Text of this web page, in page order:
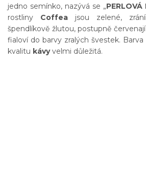
jedno semínko, nazývá se „PERLOVÁ
rostliny Coffea jsou zelené,
špendlíkově žlutou, postupně
fialoví do barvy zralých švestek.
kvalitu kávyvelmi důležitá.